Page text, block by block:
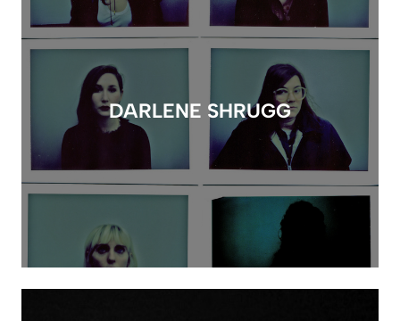
DARLENE SHRUGG